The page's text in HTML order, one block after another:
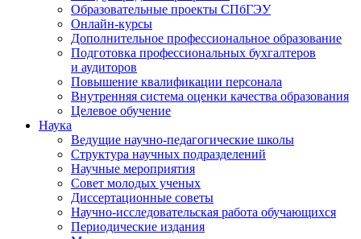
Образовательные проекты СПбГЭУ
Онлайн-курсы
Дополнительное профессиональное образование
Подготовка профессиональных бухгалтеров
и аудиторов
Повышение квалификации персонала
Внутренняя система оценки качества образования
Целевое обучение
Наука
Ведущие научно-педагогические школы
Структура научных подразделений
Научные мероприятия
Совет молодых ученых
Диссертационные советы
Научно-исследовательская работа обучающихся
Периодические издания